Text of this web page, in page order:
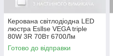
Керована світлодіодна LED
люстра Esllse VEGA triple
80W 3R 70Вт 6700Лм
ON/OFF "три кола" чорна
Ø490х60мм BLACK/WHITE
Готово до відправки